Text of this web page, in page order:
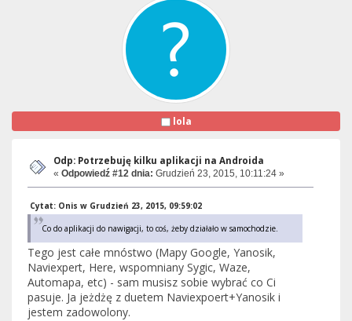
lola
Odp: Potrzebuję kilku aplikacji na Androida
« Odpowiedź #12 dnia: Grudzień 23, 2015, 10:11:24 »
Cytat: Onis w Grudzień 23, 2015, 09:59:02
Co do aplikacji do nawigacji, to coś, żeby działało w samochodzie.
Tego jest całe mnóstwo (Mapy Google, Yanosik,
Naviexpert, Here, wspomniany Sygic, Waze,
Automapa, etc) - sam musisz sobie wybrać co Ci
pasuje. Ja jeżdżę z duetem Naviexpoert+Yanosik i
jestem zadowolony.